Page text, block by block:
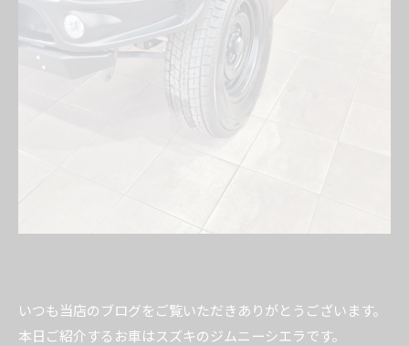
いつも当店のブログをご覧いただきありがとうございます。
本日ご紹介するお車はスズキのジムニーシエラです。